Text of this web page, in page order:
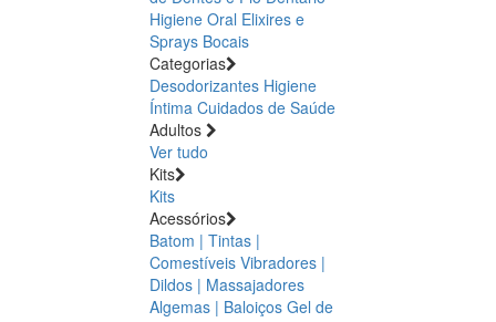
Higiene Oral Elixires e
Sprays Bocais
Categorias
Desodorizantes Higiene
Íntima Cuidados de Saúde
Adultos
Ver tudo
Kits
Kits
Acessórios
Batom | Tintas |
Comestíveis Vibradores |
Dildos | Massajadores
Algemas | Baloiços Gel de